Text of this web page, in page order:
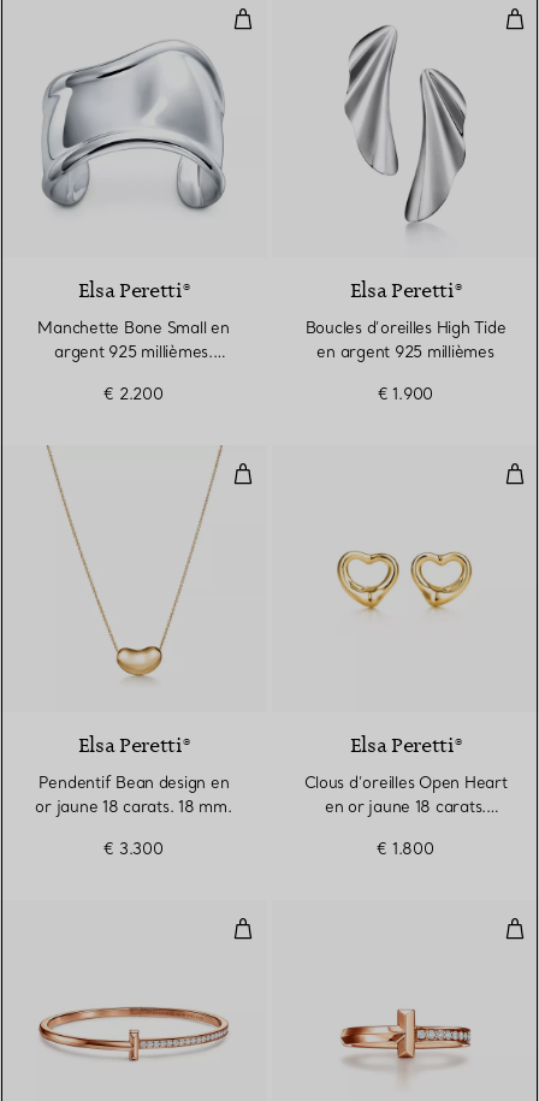
Manchette Bone Small en
Elsa Peretti®
Manchette Bone Small en
argent 925 millièmes.
€ 2.200
Elsa Peretti®
Boucles d’oreilles High Tide
en argent 925 millièmes
€ 1.900
Pendentif Bean design en or
Elsa Peretti®
Pendentif Bean design en
or jaune 18 carats. 18 mm.
€ 3.300
Elsa Peretti®
Clous d’oreilles Open Heart
en or jaune 18 carats.
€ 1.800
Bracelet jonc à charnière